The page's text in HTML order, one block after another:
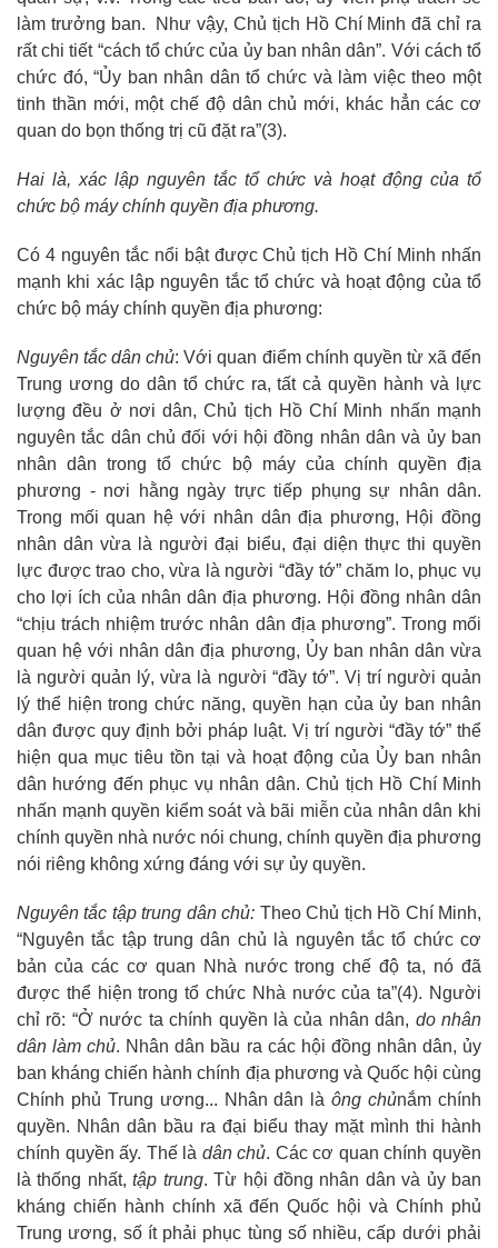
làm trưởng ban. Như vậy, Chủ tịch Hồ Chí Minh đã chỉ ra
rất chi tiết “cách tổ chức của ủy ban nhân dân”. Với cách tổ
chức đó, “Ủy ban nhân dân tổ chức và làm việc theo một
tinh thần mới, một chế độ dân chủ mới, khác hẳn các cơ
quan do bọn thống trị cũ đặt ra”(3).
Hai là, xác lập nguyên tắc tổ chức và hoạt động của tổ
chức bộ máy chính quyền địa phương.
Có 4 nguyên tắc nổi bật được Chủ tịch Hồ Chí Minh nhấn
mạnh khi xác lập nguyên tắc tổ chức và hoạt động của tổ
chức bộ máy chính quyền địa phương:
Nguyên tắc dân chủ: Với quan điểm chính quyền từ xã đến
Trung ương do dân tổ chức ra, tất cả quyền hành và lực
lượng đều ở nơi dân, Chủ tịch Hồ Chí Minh nhấn mạnh
nguyên tắc dân chủ đối với hội đồng nhân dân và ủy ban
nhân dân trong tổ chức bộ máy của chính quyền địa
phương - nơi hằng ngày trực tiếp phụng sự nhân dân.
Trong mối quan hệ với nhân dân địa phương, Hội đồng
nhân dân vừa là người đại biểu, đại diện thực thi quyền
lực được trao cho, vừa là người “đầy tớ” chăm lo, phục vụ
cho lợi ích của nhân dân địa phương. Hội đồng nhân dân
“chịu trách nhiệm trước nhân dân địa phương”. Trong mối
quan hệ với nhân dân địa phương, Ủy ban nhân dân vừa
là người quản lý, vừa là người “đầy tớ”. Vị trí người quản
lý thể hiện trong chức năng, quyền hạn của ủy ban nhân
dân được quy định bởi pháp luật. Vị trí người “đầy tớ” thể
hiện qua mục tiêu tồn tại và hoạt động của Ủy ban nhân
dân hướng đến phục vụ nhân dân. Chủ tịch Hồ Chí Minh
nhấn mạnh quyền kiểm soát và bãi miễn của nhân dân khi
chính quyền nhà nước nói chung, chính quyền địa phương
nói riêng không xứng đáng với sự ủy quyền.
Nguyên tắc tập trung dân chủ: Theo Chủ tịch Hồ Chí Minh,
“Nguyên tắc tập trung dân chủ là nguyên tắc tổ chức cơ
bản của các cơ quan Nhà nước trong chế độ ta, nó đã
được thể hiện trong tổ chức Nhà nước của ta”(4). Người
chỉ rõ: “Ở nước ta chính quyền là của nhân dân, do nhân
dân làm chủ. Nhân dân bầu ra các hội đồng nhân dân, ủy
ban kháng chiến hành chính địa phương và Quốc hội cùng
Chính phủ Trung ương... Nhân dân làôngchủnắm chính
quyền. Nhân dân bầu ra đại biểu thay mặt mình thi hành
chính quyền ấy. Thế là dân chủ. Các cơ quan chính quyền
là thống nhất,tập trung. Từ hội đồng nhân dân và ủy ban
kháng chiến hành chính xã đến Quốc hội và Chính phủ
Trung ương, số ít phải phục tùng số nhiều, cấp dưới phải